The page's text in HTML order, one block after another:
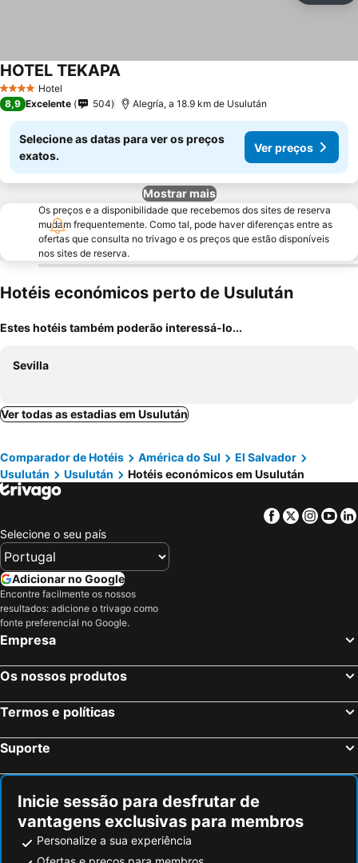
4 EstrelasHotel
HOTEL TEKAPA
8,9 Excelente 504 Alegría, a 18.9 km de Usulután
Selecione as datas para ver os preços
exatos.
Ver preços
Mostrar mais
Os preços e a disponibilidade que recebemos dos sites de reserva
mudam frequentemente. Como tal, pode haver diferenças entre as
ofertas que consulta no trivago e os preços que estão disponíveis
nos sites de reserva.
Hotéis económicos perto de Usulután
Estes hotéis também poderão interessá-lo...
Sevilla
Ver todas as estadias em Usulután
Comparador de Hotéis América do Sul
El Salvador
Usulután
Usulután Hotéis económicos em Usulután
Facebook
Twitter
Selecione o seu país
Adicionar no Google
Encontre facilmente os nossos
resultados: adicione o trivago como
fonte preferencial no Google.
Empresa
Os nossos produtos
Termos e políticas
Suporte
Inicie sessão para desfrutar de
vantagens exclusivas para membros
Personalize a sua experiência